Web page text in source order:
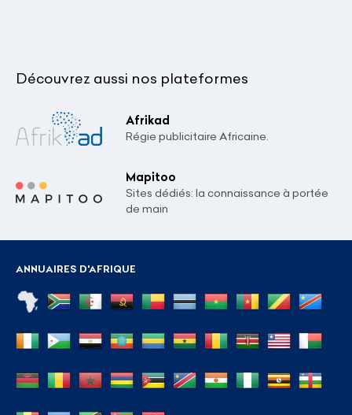
Découvrez aussi nos plateformes
Afrikad
Régie publicitaire Africaine.
Mapitoo
Sites dédiés: la connaissance à portée
de main
ANNUAIRES D'AFRIQUE